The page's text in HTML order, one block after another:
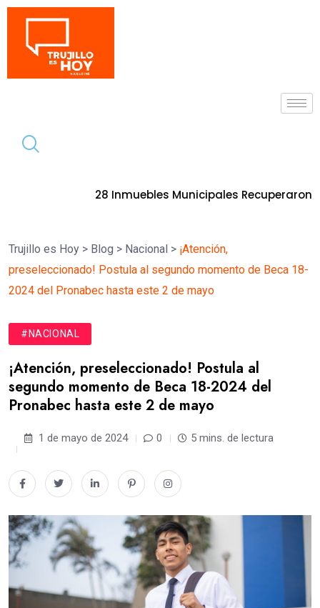
28 Inmuebles Municipales Recuperaron La
Trujillo es Hoy > Blog > Nacional > ¡Atención,
preseleccionado! Postula al segundo momento de Beca 18-
2024 del Pronabec hasta este 2 de mayo
#NACIONAL
¡Atención, preseleccionado! Postula al
segundo momento de Beca 18-2024 del
Pronabec hasta este 2 de mayo
1 de mayo de 2024 0 5 mins. de lectura